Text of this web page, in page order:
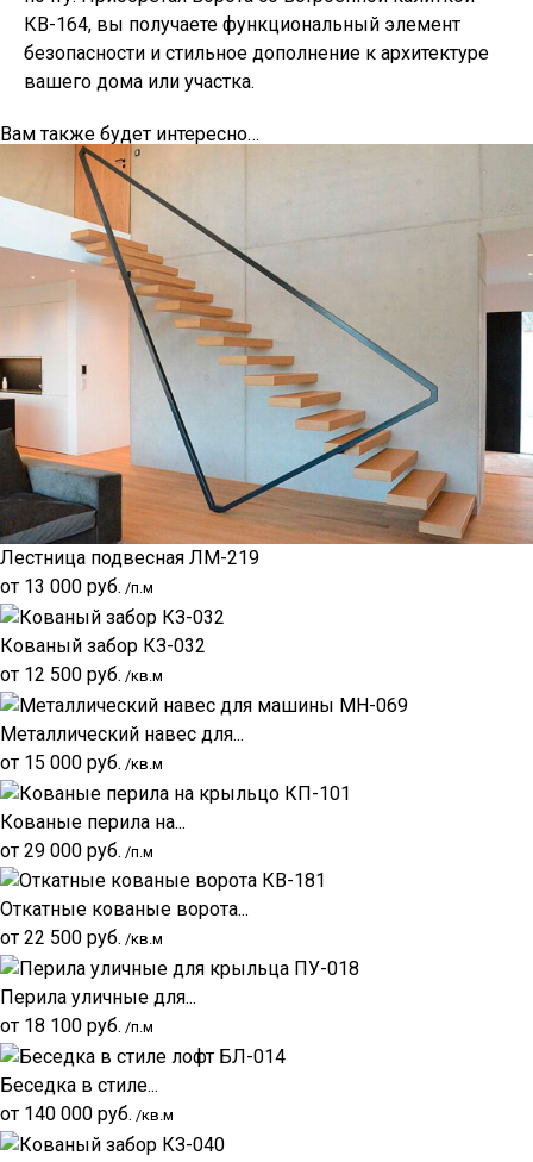
КВ-164, вы получаете функциональный элемент
безопасности и стильное дополнение к архитектуре
вашего дома или участка.
Вам также будет интересно…
Лестница подвесная ЛМ-219
от 13 000 руб. /п.м
Кованый забор КЗ-032
от 12 500 руб. /кв.м
Металлический навес для...
от 15 000 руб. /кв.м
Кованые перила на...
от 29 000 руб. /п.м
Откатные кованые ворота...
от 22 500 руб. /кв.м
Перила уличные для...
от 18 100 руб. /п.м
Беседка в стиле...
от 140 000 руб. /кв.м